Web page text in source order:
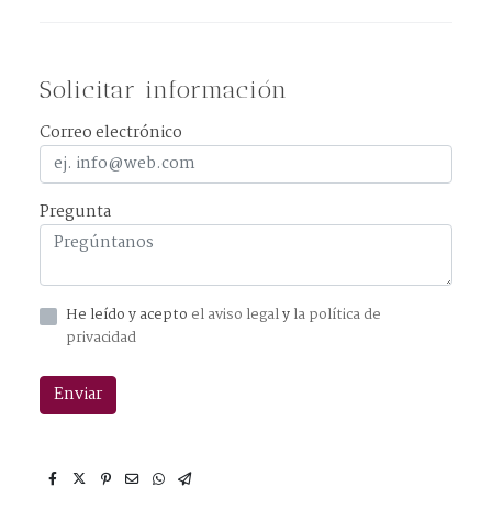
Solicitar información
Correo electrónico
Pregunta
He leído y acepto el aviso legalyla política de
privacidad
Enviar